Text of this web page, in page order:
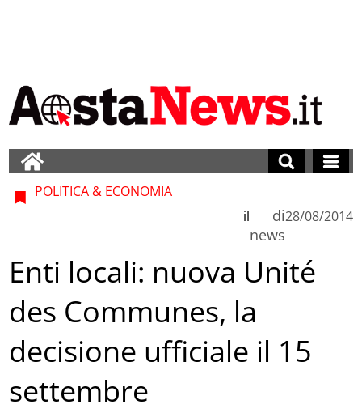
POLITICA & ECONOMIA
di
news
il 28/08/2014
Enti locali: nuova Unité
des Communes, la
decisione ufficiale il 15
settembre